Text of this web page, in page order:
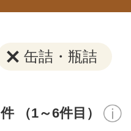
缶詰・瓶詰
件 （1～6件目）